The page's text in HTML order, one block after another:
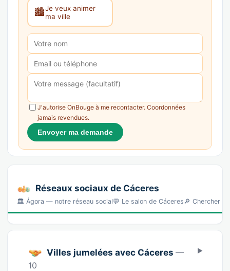
🏙️Je veux animer
ma ville
J'autorise OnBouge à me recontacter. Coordonnées
jamais revendues.
Envoyer ma demande
Réseaux sociaux de Cáceres
🏛️ Ágora — notre réseau social💬 Le salon de Cáceres🔎 Chercher
Villes jumelées avec Cáceres —
10